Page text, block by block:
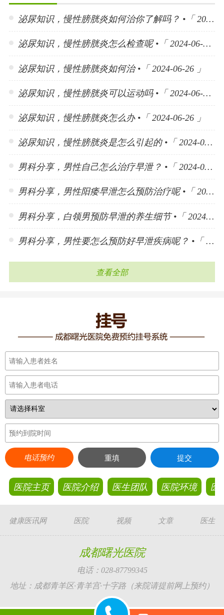
泌尿知识，慢性膀胱炎如何治你了解吗？ •「 2024-06-26 」
泌尿知识，慢性膀胱炎怎么检查呢 •「 2024-06-26 」
泌尿知识，慢性膀胱炎如何治 •「 2024-06-26 」
泌尿知识，慢性膀胱炎可以运动吗 •「 2024-06-26 」
泌尿知识，慢性膀胱炎怎么办 •「 2024-06-26 」
泌尿知识，慢性膀胱炎是怎么引起的 •「 2024-06-26 」
男科分享，男性自己怎么治疗早泄？ •「 2024-06-25 」
男科分享，男性阳痿早泄怎么预防治疗呢 •「 2024-06-25 」
男科分享，白领男预防早泄的养生细节 •「 2024-06-25 」
男科分享，男性要怎么预防好早泄疾病呢？ •「 2024-06-25 」
查看全部
电话预约 重填 提交
医院主页 医院介绍 医生团队 医院环境 医
健康医讯网 医院 视频 文章 医生
成都曙光医院
电话：028-87799345
地址：成都青羊区·青羊宫·十字路（来院请提前网上预约）